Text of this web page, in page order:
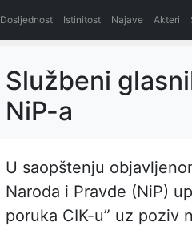
Dosljednost Istinitost Najave Akteri
Službeni
NiP-a
U saopštenju
Naroda i Pravde (NiP)
poruka CIK-u” uz poziv